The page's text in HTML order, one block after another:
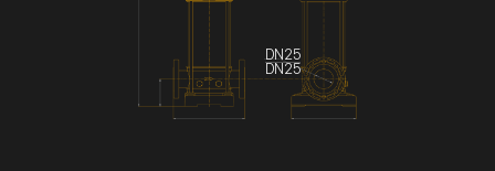
DN25
DN25